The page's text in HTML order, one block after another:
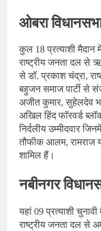
ओबरा
कुल 18 प्रत्याशी मैदान
राष्ट्रीय जनता दल से
से डॉ. प्रकाश चंद्रा,
बहुजन समाज पार्टी से
अजीत कुमार, सुहेलदेव
अखिल हिंद फॉरवर्ड
निर्दलीय उम्मीदवार
तौफीक आलम, रामराज
शामिल हैं।
नबीनगर
यहां 09 प्रत्याशी
राष्ट्रीय जनता दल से